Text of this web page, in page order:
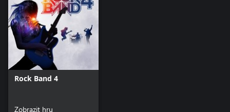
Rock Band 4
Zobrazit hru